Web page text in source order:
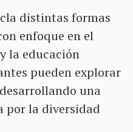
distintas formas
enfoque en el
la educación
pueden explorar
una
por la diversidad